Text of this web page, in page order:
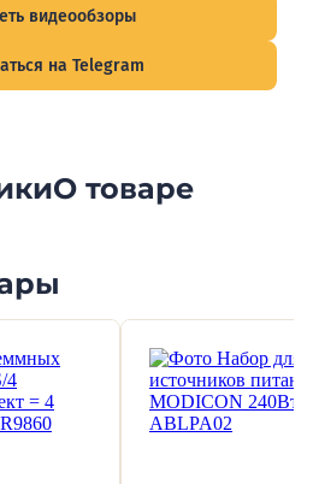
видеообзоры
на Telegram
О товаре